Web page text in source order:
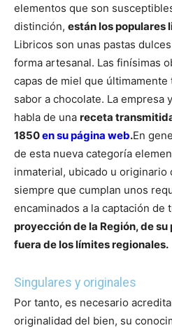
elementos que son
distinción, están los populares
Libricos son unas pastas
forma artesanal. Las finísimas
capas de miel que
sabor a chocolate. La empresa
habla de una receta
1850en su página web.En
de esta nueva categoría
inmaterial, ubicado u originario
siempre que cumplan unos
encaminados a la captación de
proyección de la Región, de
fuera de los límites regionales.
Singulares y originales
Por tanto, es necesario
originalidad del bien, su